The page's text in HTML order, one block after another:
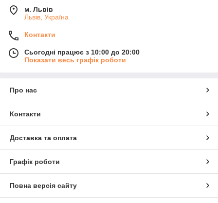
м. Львів
Львів, Україна
Контакти
Сьогодні працює з 10:00 до 20:00
Показати весь графік роботи
Про нас
Контакти
Доставка та оплата
Графік роботи
Повна версія сайту